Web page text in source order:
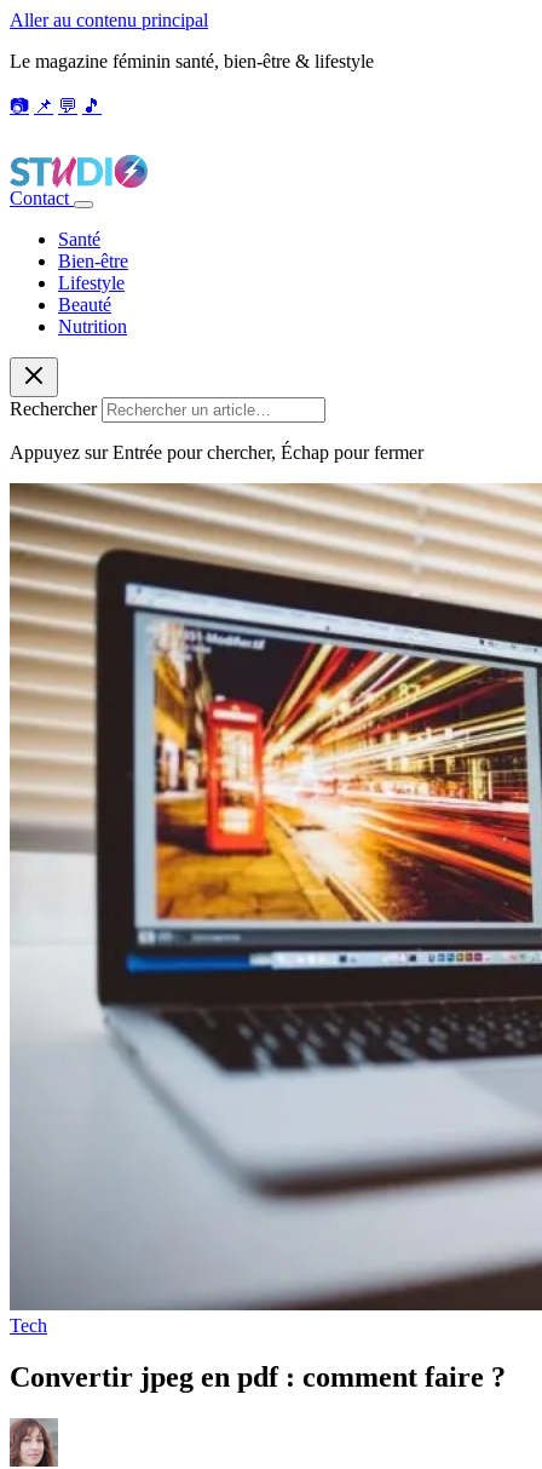
Aller au contenu principal
Le magazine féminin santé, bien-être & lifestyle
📷 📌 💬 🎵
Contact
Santé
Bien-être
Lifestyle
Beauté
Nutrition
Rechercher
Appuyez sur Entrée pour chercher, Échap pour fermer
Tech
Convertir jpeg en pdf : comment faire ?